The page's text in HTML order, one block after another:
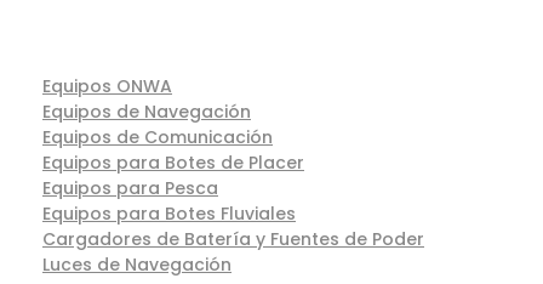
Equipos ONWA
Equipos de Navegación
Equipos de Comunicación
Equipos para Botes de Placer
Equipos para Pesca
Equipos para Botes Fluviales
Cargadores de Batería y Fuentes de Poder
Luces de Navegación